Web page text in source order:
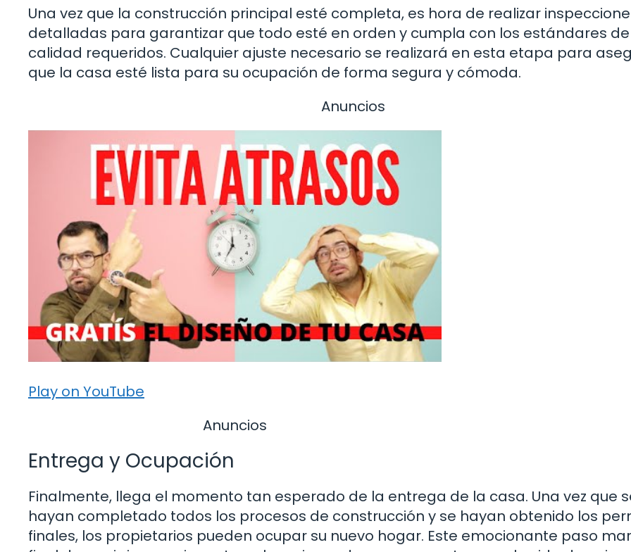
Una vez que la construcción principal esté completa, es hora de realizar
detalladas para garantizar que todo esté en orden y cumpla con los estándares de
calidad requeridos. Cualquier ajuste necesario se realizará en esta etapa para
que la casa esté lista para su ocupación de forma segura y cómoda.
Anuncios
Play on YouTube
Anuncios
Entrega y Ocupación
Finalmente, llega el momento tan esperado de la entrega de la casa. Una vez que
hayan completado todos los procesos de construcción y se hayan obtenido los
finales, los propietarios pueden ocupar su nuevo hogar. Este emocionante paso